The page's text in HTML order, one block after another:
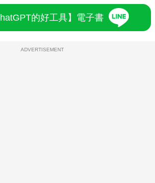
的好工具】電子書
ADVERTISEMENT